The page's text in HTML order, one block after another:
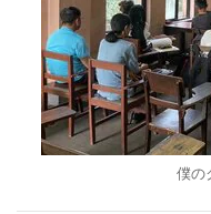
僕の